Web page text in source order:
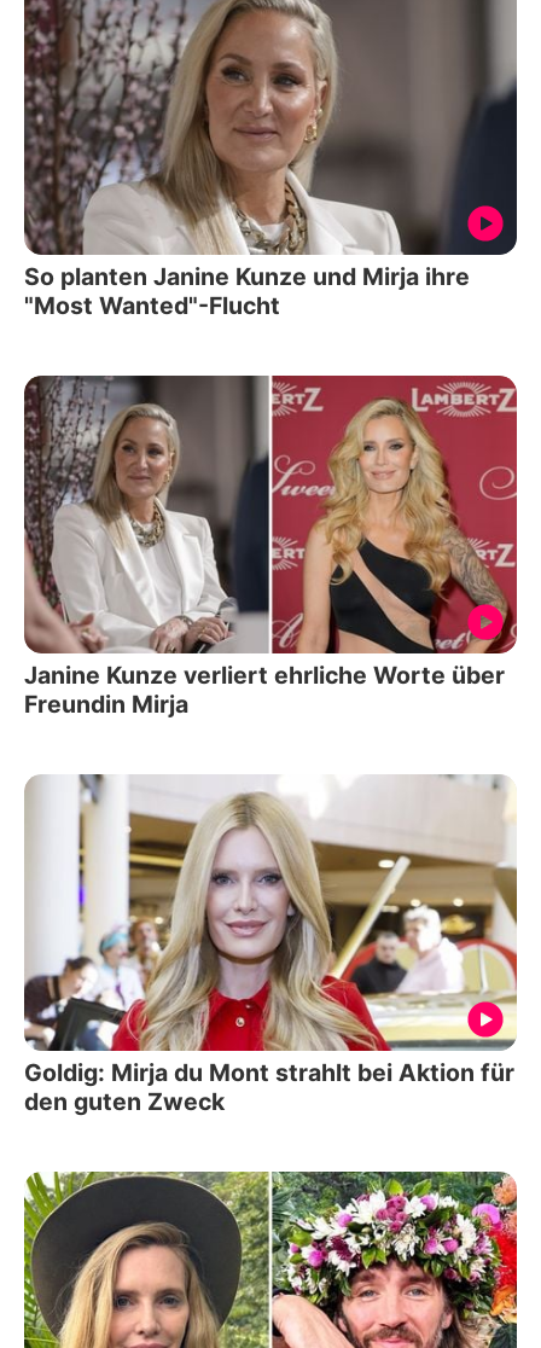
So planten Janine Kunze und Mirja ihre
"Most Wanted"-Flucht
Janine Kunze verliert ehrliche Worte über
Freundin Mirja
Goldig: Mirja du Mont strahlt bei Aktion für
den guten Zweck